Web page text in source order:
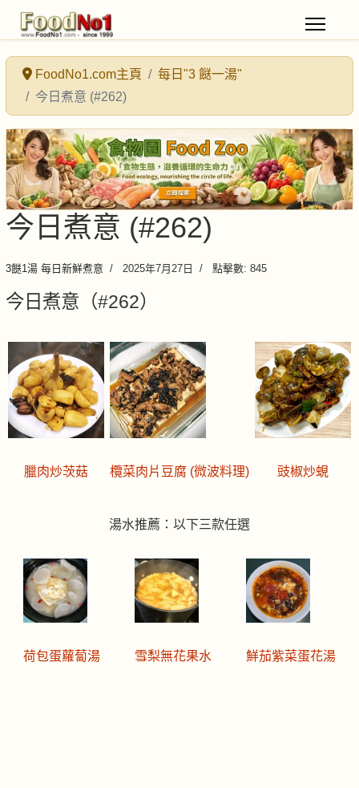
FoodNo1.com主頁
每日"3 餸一湯"
今日煮意 (#262)
今日煮意 (#262)
3餸1湯 每日新鮮煮意 2025年7月27日 點擊數: 845
今日煮意（#262）
臘肉炒茨菇 欖菜肉片豆腐 (微波料理) 豉椒炒蜆
湯水推薦：以下三款任選
荷包蛋蘿蔔湯 雪梨無花果水 鮮茄紫菜蛋花湯